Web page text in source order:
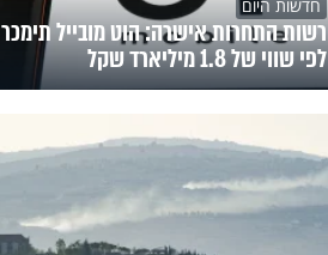
חדשות היום
רשות התחרות אישרה: הוט מובייל תימכר
לפי שווי של 1.8 מיליארד שקל